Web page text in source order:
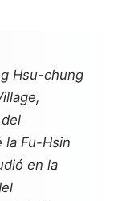
Hsu-chung
la Fu-Hsin
en la